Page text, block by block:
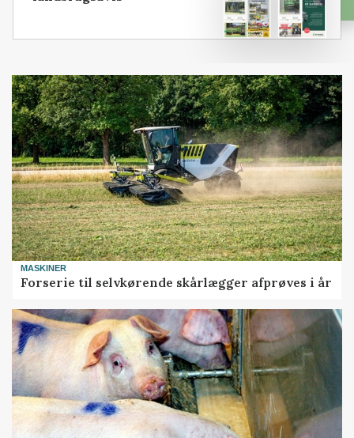
MASKINER
Forserie til selvkørende skårlægger afprøves i år